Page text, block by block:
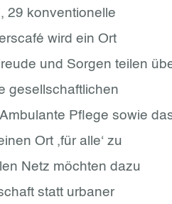
29 konventionelle
wird ein Ort
und Sorgen teilen
gesellschaftlichen
Pflege sowie
Ort ,für alle‘ zu
Netz möchten dazu
statt urbaner